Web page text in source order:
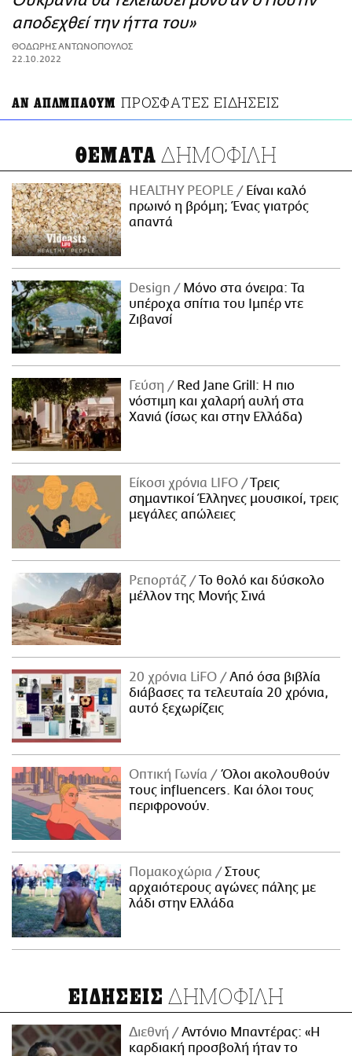
ΑΜΠΑ
PRINT
αποδεχθεί την ήττα του»
ΘΟΔΩΡΗΣ ΑΝΤΩΝΟΠΟΥΛΟΣ
22.10.2022
ΑΝ ΑΠΛΜΠΑΟΥΜ ΠΡΟΣΦΑΤΕΣ ΕΙΔΗΣΕΙΣ
ΘΕΜΑΤΑ ΔΗΜΟΦΙΛΗ
HEALTHY PEOPLE
Είναι καλό
πρωινό η βρόμη; Ένας γιατρός
απαντά
Design
Μόνο στα όνειρα: Τα
υπέροχα σπίτια του Ιμπέρ ντε
Ζιβανσί
Γεύση
Red Jane Grill: Η πιο
νόστιμη και χαλαρή αυλή στα
Χανιά (ίσως και στην Ελλάδα)
Είκοσι χρόνια LIFO
Tρεις
σημαντικοί Έλληνες μουσικοί, τρεις
μεγάλες απώλειες
Ρεπορτάζ
Το θολό και δύσκολο
μέλλον της Μονής Σινά
20 χρόνια LiFO
Από όσα βιβλία
διάβασες τα τελευταία 20 χρόνια,
αυτό ξεχωρίζεις
Οπτική Γωνία
Όλοι ακολουθούν
τους influencers. Και όλοι τους
περιφρονούν.
Πομακοχώρια
Στους
αρχαιότερους αγώνες πάλης με
λάδι στην Ελλάδα
ΕΙΔΗΣΕΙΣ ΔΗΜΟΦΙΛΗ
Διεθνή
Αντόνιο Μπαντέρας: «Η
καρδιακή προσβολή ήταν το